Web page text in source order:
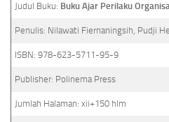
Judul Buku: Buku Ajar Perilaku
Penulis: Nilawati Fiernaningsih, Pudji
ISBN: 978-623-5711-95-9
Publisher: Polinema Press
Jumlah Halaman: xii+150 hlm